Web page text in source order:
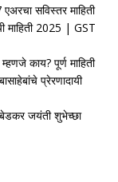
सविस्तर माहिती
2025 | GST
काय? पूर्ण माहिती
प्रेरणादायी
जयंती शुभेच्छा